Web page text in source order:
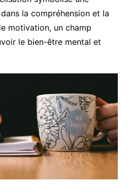
la compréhension et la
motivation, un champ
le bien-être mental et